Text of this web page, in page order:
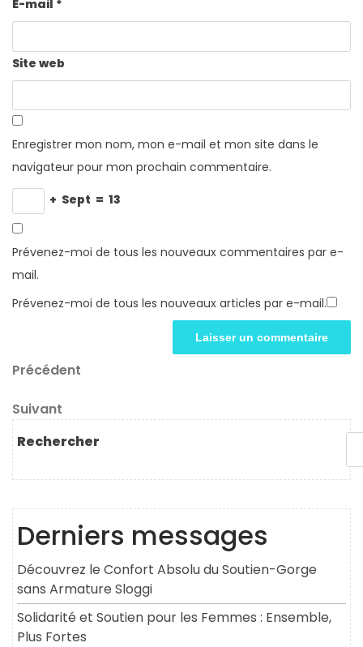
E-mail *
Site web
Enregistrer mon nom, mon e-mail et mon site dans le
navigateur pour mon prochain commentaire.
+ Sept = 13
Prévenez-moi de tous les nouveaux commentaires par e-
mail.
Prévenez-moi de tous les nouveaux articles par e-mail.
Navigation
de
l’article
Article
Précédent
Article
suivant
Suivant
Rechercher
Derniers messages
Découvrez le Confort Absolu du Soutien-Gorge
sans Armature Sloggi
Solidarité et Soutien pour les Femmes : Ensemble,
Plus Fortes